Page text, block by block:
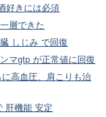
好きには必須
層できた
しじみ で回復
マgtp が正常値に回復
高血圧、肩こりも治
肝機能 安定